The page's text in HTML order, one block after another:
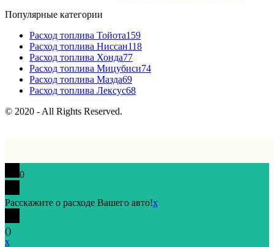
Популярные категории
Расход топлива Тойота159
Расход топлива Ниссан118
Расход топлива Хонда77
Расход топлива Мицубиси74
Расход топлива Мазда69
Расход топлива Лексус68
© 2020 - All Rights Reserved.
0
Расскажите о расходе Вашего авто!x
()
x